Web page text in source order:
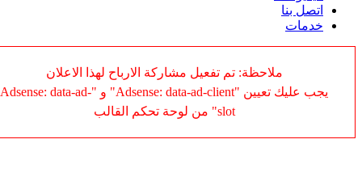
اتصل بنا
خدمات
ملاحظة: تم تفعيل مشاركة الارباح لهذا الاعلان
يجب عليك تعيين "Adsense: data-ad-client" و "Adsense: data-ad-